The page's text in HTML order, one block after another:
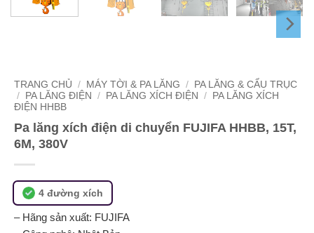
TRANG CHỦ / MÁY TỜI & PA LĂNG /
PA LĂNG & CẨU TRỤC
/
PA LĂNG ĐIỆN / PA LĂNG XÍCH ĐIỆN /
PA LĂNG XÍCH
ĐIỆN HHBB
Pa lăng xích điện di chuyển FUJIFA HHBB, 15T,
6M, 380V
4 đường xích
– Hãng sản xuất: FUJIFA